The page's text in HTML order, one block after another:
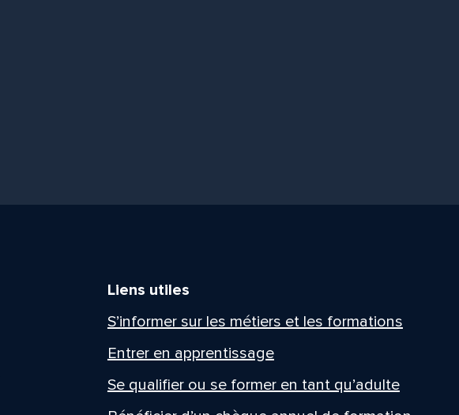
Liens utiles
S’informer sur les métiers et les formations
Entrer en apprentissage
Se qualifier ou se former en tant qu’adulte